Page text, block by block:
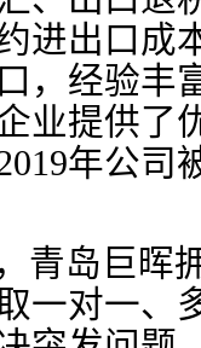
进出口成
，经验丰
业提供了
年公司
青岛巨晖
一对一、